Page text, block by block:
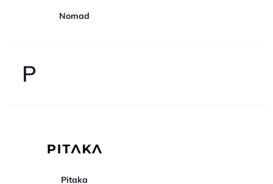
Nomad
P
Pitaka